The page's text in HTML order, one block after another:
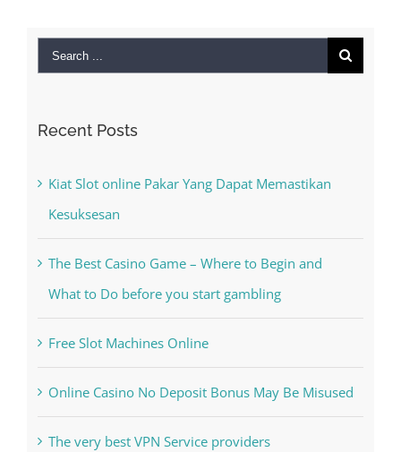
Search
Recent Posts
Kiat Slot online Pakar Yang Dapat Memastikan
Kesuksesan
The Best Casino Game – Where to Begin and
What to Do before you start gambling
Free Slot Machines Online
Online Casino No Deposit Bonus May Be Misused
The very best VPN Service providers